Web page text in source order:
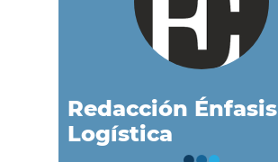
Redacción Énfasis
Logística